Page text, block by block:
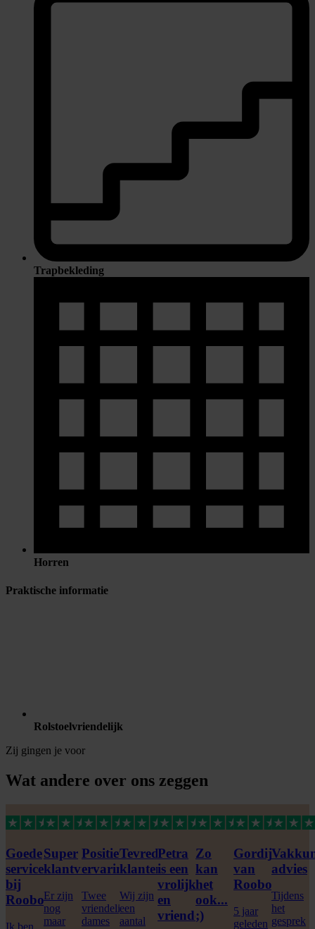
Trapbekleding
Horren
Praktische informatie
Rolstoelvriendelijk
Zij gingen je voor
Wat andere over ons zeggen
Goede
service
bij
Roobol
Super
klantvriendelijk
Er zijn
nog
maar
Positieve
ervaring
Twee
vriendelijke
dames
Tevreden
klanten
Wij zijn
een
aantal
Petra
is een
vrolijke
en
vriendelijke...
Zo
kan
het
ook...
;)
Gordijnen
van
Roobol
5 jaar
geleden
advies
Tijdens
het
gesprek